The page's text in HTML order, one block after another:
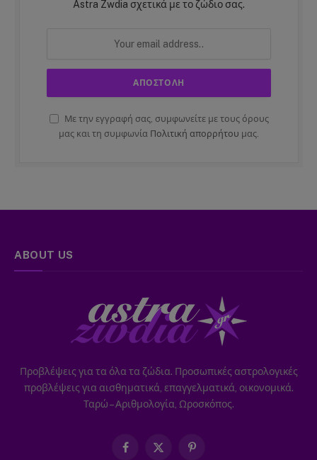
Astra Zwdia σχετικά με το ζώδιο σας.
Με την εγγραφή σας, συμφωνείτε με τους όρους
μας και τη συμφωνία Πολιτική απορρήτου μας.
ABOUT US
Προβλέψεις για τα όλα τα ζώδια. Προσωπικές αστρολογικές
προβλέψεις για αισθηματικά, επαγγελματικά, οικονομικά.
Ταρώ – Αριθμολογία, Ωροσκόπος.
Facebook
X
Pinterest